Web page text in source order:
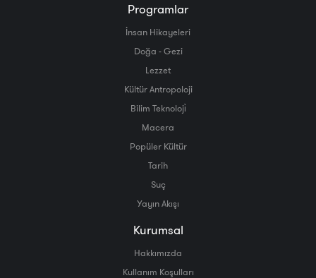
Programlar
İnsan Hikayeleri
Doğa - Gezi
Lezzet
Kültür Antropoloji
Bilim Teknoloji̇
Macera
Popüler Kültür
Tarih
Suç
Yayın Akışı
Kurumsal
Hakkımızda
Kullanım Koşulları